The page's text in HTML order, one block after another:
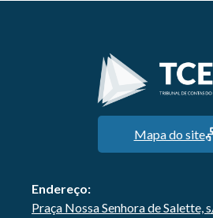
Mapa do site
Endereço:
Praça Nossa Senhora de Salette,